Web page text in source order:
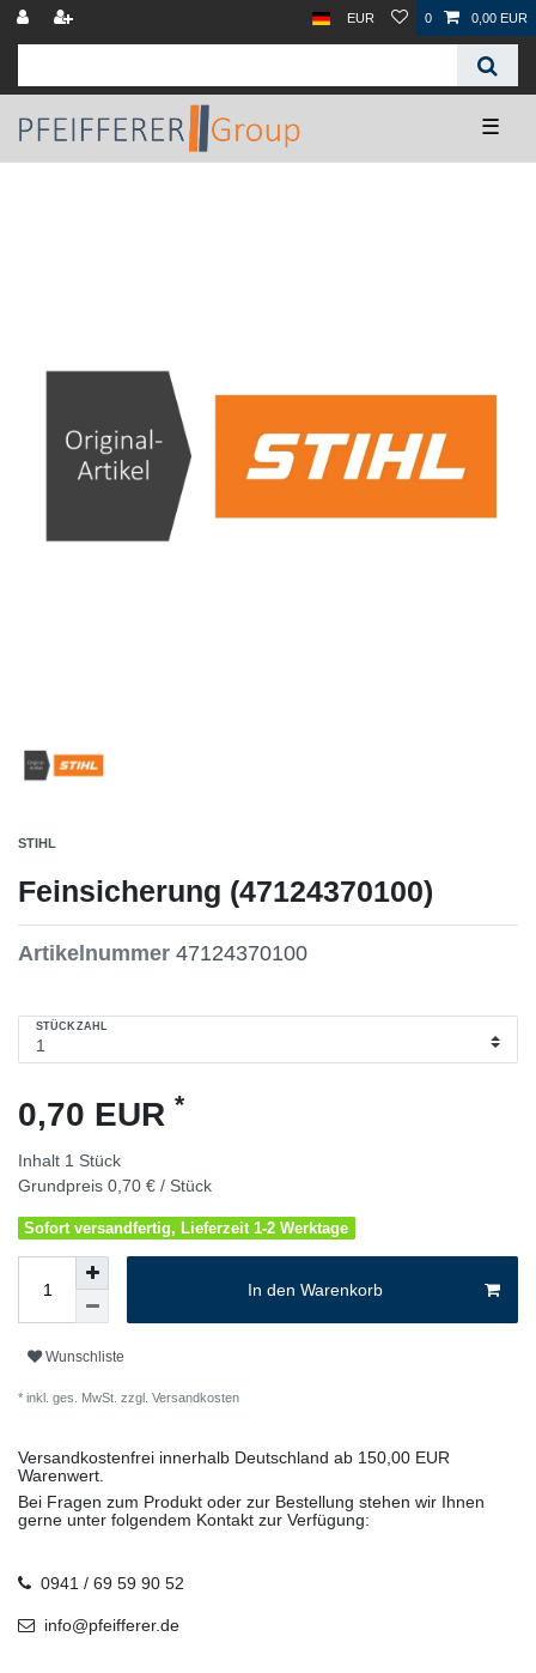
EUR 0 0,00 EUR
☰
STIHL
Feinsicherung (47124370100)
Artikelnummer 47124370100
STÜCKZAHL
0,70 EUR *
Inhalt 1 Stück
Grundpreis 0,70 € / Stück
Sofort versandfertig, Lieferzeit 1-2 Werktage
In den Warenkorb
Wunschliste
* inkl. ges. MwSt. zzgl. Versandkosten
Versandkostenfrei innerhalb Deutschland ab 150,00 EUR
Warenwert.
Bei Fragen zum Produkt oder zur Bestellung stehen wir Ihnen
gerne unter folgendem Kontakt zur Verfügung:
0941 / 69 59 90 52
info@pfeifferer.de